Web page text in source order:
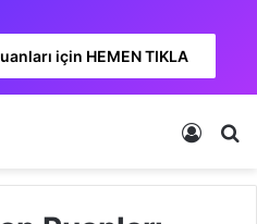
için HEMEN TIKLA
Kayıt